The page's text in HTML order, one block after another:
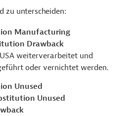
zu unterscheiden:
Manufacturing
Drawback
weiterverarbeitet und
oder vernichtet werden.
Unused
Unused